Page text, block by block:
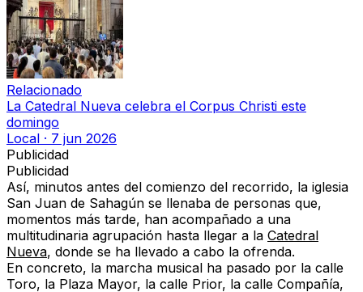
Relacionado
La Catedral Nueva celebra el Corpus Christi este
domingo
Local · 7 jun 2026
Publicidad
Publicidad
Así, minutos antes del comienzo del recorrido, la iglesia
San Juan de Sahagún se llenaba de personas que,
momentos más tarde, han acompañado a una
multitudinaria agrupación hasta llegar a la Catedral
Nueva, donde se ha llevado a cabo la ofrenda.
En concreto, la marcha musical ha pasado por la calle
Toro, la Plaza Mayor, la calle Prior, la calle Compañía,